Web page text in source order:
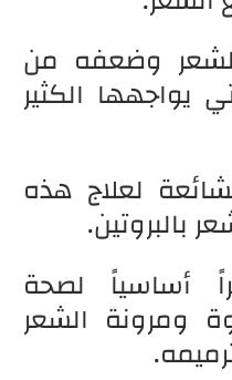
وضعفه من
يواجهها الكثير
لعلاج هذه
بالبروتين.
أساسياً لصحة
ومرونة الشعر